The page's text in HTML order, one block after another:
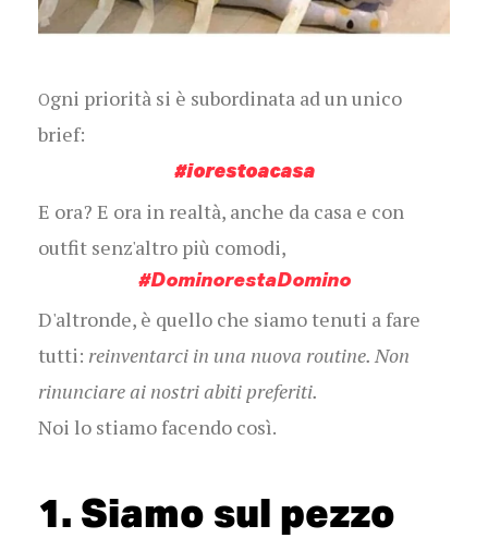
Ogni priorità si è subordinata ad un unico
brief:
#iorestoacasa
E ora? E ora in realtà, anche da casa e con
outfit senz'altro più comodi,
#DominorestaDomino
D'altronde, è quello che siamo tenuti a fare
tutti: reinventarci in una nuova routine. Non
rinunciare ai nostri abiti preferiti.
Noi lo stiamo facendo così.
1. Siamo sul pezzo